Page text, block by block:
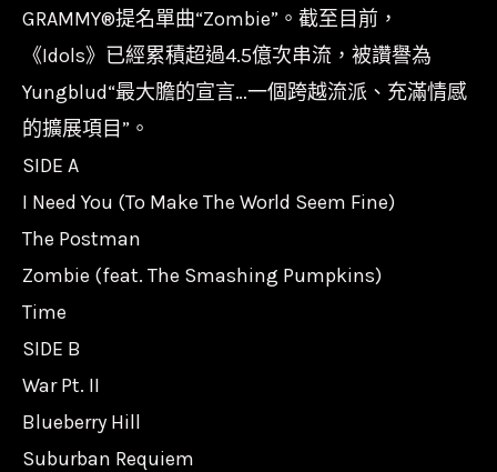
-
Idols
II/199957359382
數
GRAMMY®提名單曲“Zombie”。截至目前，
《Idols》已經累積超過4.5億次串流，被讚譽為
Yungblud“最大膽的宣言…一個跨越流派、充滿情感
的擴展項目”。
SIDE A
I Need You (To Make The World Seem Fine)
The Postman
Zombie (feat. The Smashing Pumpkins)
Time
SIDE B
War Pt. II
Blueberry Hill
Suburban Requiem